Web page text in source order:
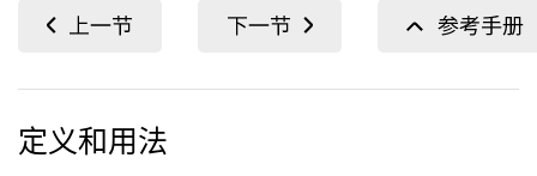
定义和用法